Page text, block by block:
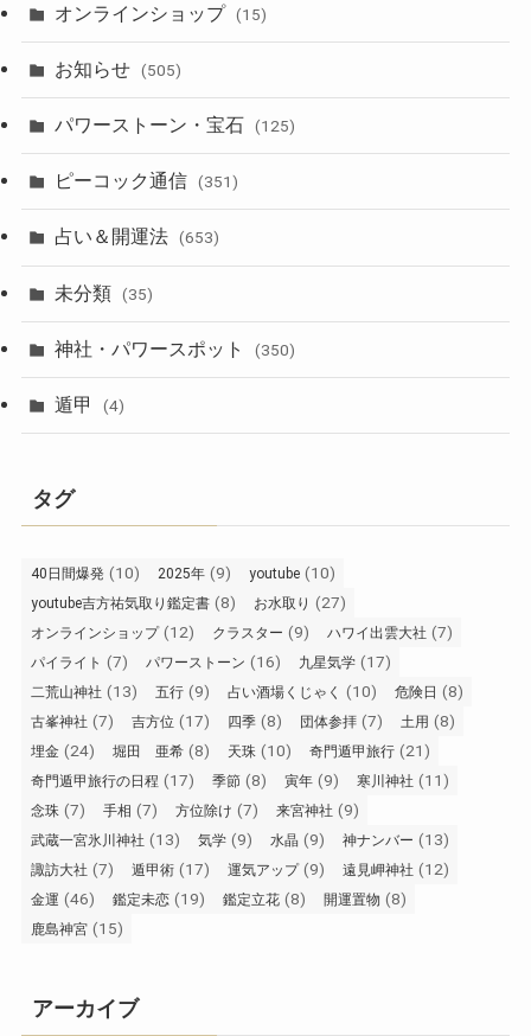
オンラインショップ (15)
お知らせ (505)
パワーストーン・宝石 (125)
ピーコック通信 (351)
占い＆開運法 (653)
未分類 (35)
神社・パワースポット (350)
遁甲 (4)
タグ
40日間爆発 (10) 2025年 (9) youtube (10)
youtube吉方祐気取り鑑定書 (8) お水取り (27)
オンラインショップ(12) クラスター (9) ハワイ出雲大社 (7)
パイライト (7) パワーストーン (16) 九星気学 (17)
二荒山神社 (13) 五行 (9) 占い酒場くじゃく (10) 危険日 (8)
古峯神社 (7) 吉方位 (17) 四季 (8) 団体参拝 (7) 土用 (8)
埋金 (24) 堀田 亜希 (8) 天珠 (10) 奇門遁甲旅行 (21)
奇門遁甲旅行の日程 (17) 季節 (8) 寅年 (9) 寒川神社 (11)
念珠 (7) 手相 (7) 方位除け (7) 来宮神社 (9)
武蔵一宮氷川神社 (13) 気学 (9) 水晶 (9) 神ナンバー (13)
諏訪大社 (7) 遁甲術 (17) 運気アップ(9) 遠見岬神社 (12)
金運 (46) 鑑定未恋 (19) 鑑定立花 (8) 開運置物 (8)
鹿島神宮 (15)
アーカイブ